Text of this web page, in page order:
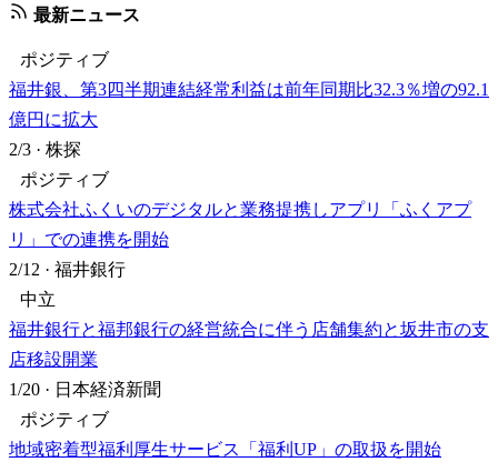
最新ニュース
ポジティブ
福井銀、第3四半期連結経常利益は前年同期比32.3％増の92.1
億円に拡大
2/3 · 株探
ポジティブ
株式会社ふくいのデジタルと業務提携しアプリ「ふくアプ
リ」での連携を開始
2/12 · 福井銀行
中立
福井銀行と福邦銀行の経営統合に伴う店舗集約と坂井市の支
店移設開業
1/20 · 日本経済新聞
ポジティブ
地域密着型福利厚生サービス「福利UP」の取扱を開始